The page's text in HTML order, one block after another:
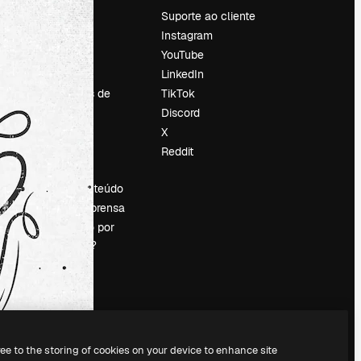
Preços
Sobre nós
Reviews
Emprego
Tendências de
Slidesgo
Vender conteúdo
Sala de imprensa
Procurando por
magnific.ai?
Suporte ao cliente
Instagram
YouTube
LinkedIn
TikTok
Discord
X
Reddit
to the storing of cookies on your device to enhance site